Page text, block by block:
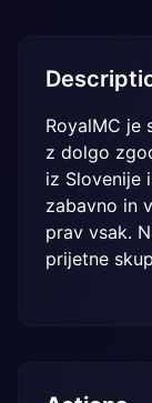
RoyalMC je
z dolgo
iz Slovenije
zabavno in
prav vsak.
prijetne